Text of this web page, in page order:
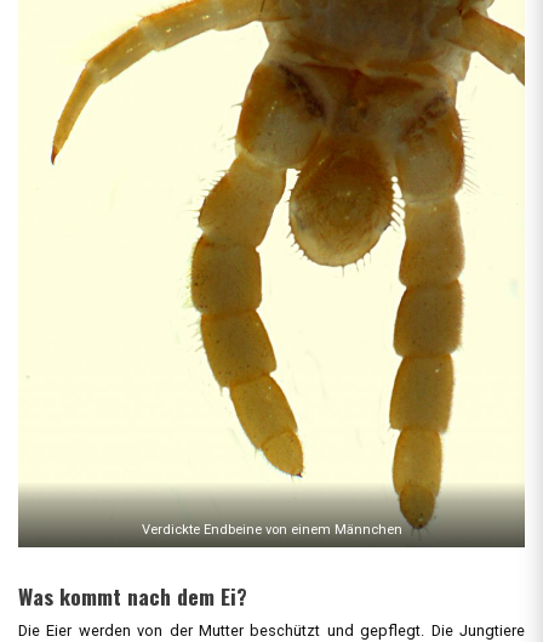
Verdickte Endbeine von einem Männchen
Was kommt nach dem Ei?
Die Eier werden von der Mutter beschützt und gepflegt. Die Jungtiere